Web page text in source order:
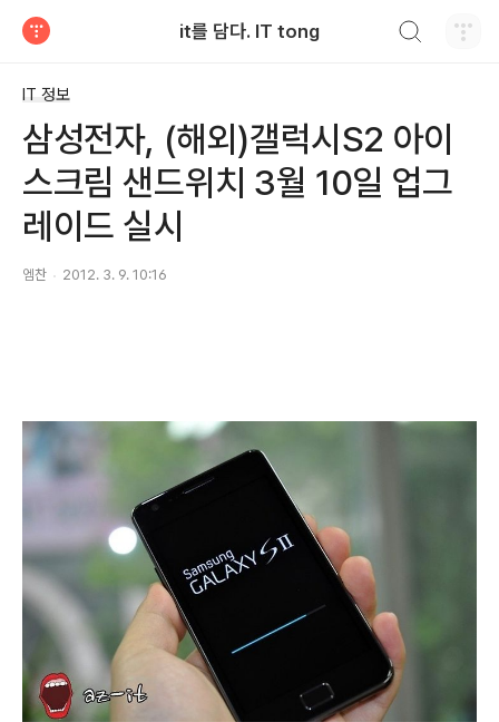
it를 담다. IT tong
IT 정보
삼성전자, (해외)갤럭시S2 아이
스크림 샌드위치 3월 10일 업그
레이드 실시
엠찬 2012. 3. 9. 10:16